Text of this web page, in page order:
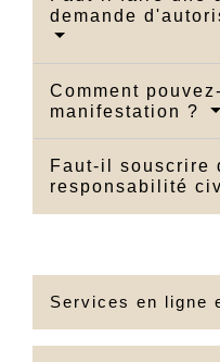
demande
Comment
manifestation ?
Faut-il souscrire
responsabilité
Services en ligne